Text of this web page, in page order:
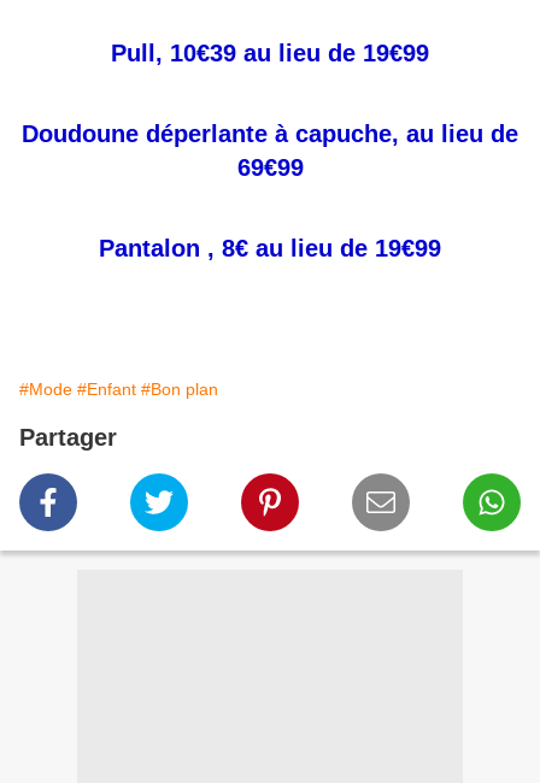
Pull, 10€39 au lieu de 19€99
Doudoune déperlante à capuche, au lieu de
69€99
Pantalon , 8€ au lieu de 19€99
#Mode #Enfant #Bon plan
Partager